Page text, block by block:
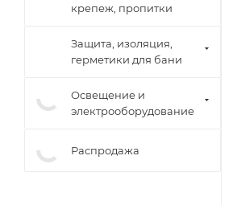
крепеж, пропитки
Защита, изоляция,
герметики для бани
Освещение и
электрооборудование
Распродажа